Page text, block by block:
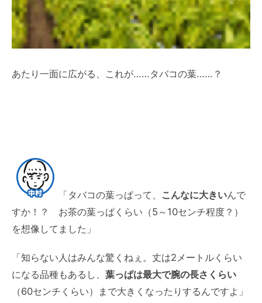
あたり一面に広がる、これが……タバコの葉……？
「タバコの葉っぱって、 こんなに大きいんで
すか！？ お茶の葉っぱくらい（5～10センチ程度？）
を想像してました」
「知らない人はみんな驚くねぇ。丈は2メートルくらい
になる品種もあるし、 葉っぱは最大で腕の長さくらい
（60センチくらい）まで大きくなったりするんですよ」